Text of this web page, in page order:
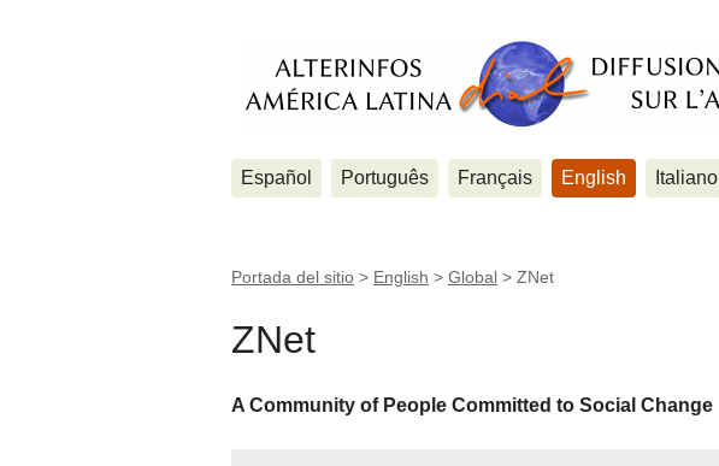
Español Português Français English Italiano
Portada del sitio > English > Global > ZNet
ZNet
A Community of People Committed to Social Change